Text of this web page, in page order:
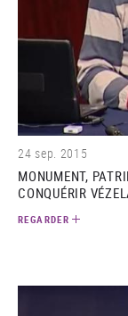
24 sep. 2015
MONUMENT,
CONQUÉRIR
REGARDER